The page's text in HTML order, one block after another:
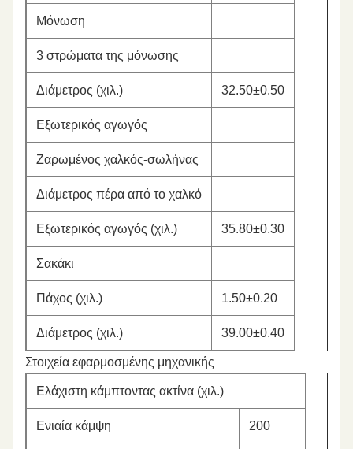
Μόνωση
3 στρώματα της μόνωσης
Διάμετρος (χιλ.) 32.50±0.50
Εξωτερικός αγωγός
Ζαρωμένος χαλκός-σωλήνας
Διάμετρος πέρα από το χαλκό
Εξωτερικός αγωγός (χιλ.) 35.80±0.30
Σακάκι
Πάχος (χιλ.) 1.50±0.20
Διάμετρος (χιλ.) 39.00±0.40
Στοιχεία εφαρμοσμένης μηχανικής
Ελάχιστη κάμπτοντας ακτίνα (χιλ.)
Ενιαία κάμψη 200